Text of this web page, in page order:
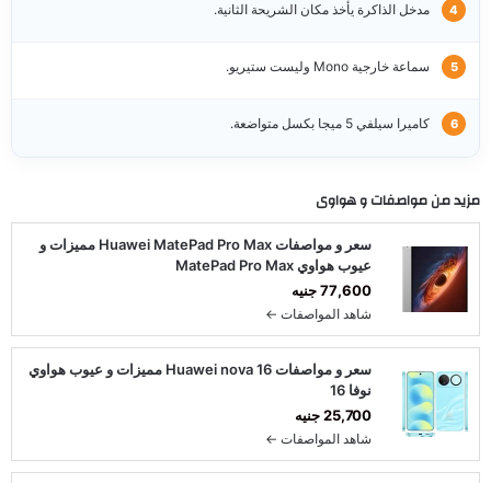
مدخل الذاكرة يأخذ مكان الشريحة الثانية.
سماعة خارجية Mono وليست ستيريو.
كاميرا سيلفي 5 ميجا بكسل متواضعة.
مزيد من مواصفات وهواوى
سعر و مواصفات Huawei MatePad Pro Max مميزات و
عيوب هواوي MatePad Pro Max
77,600 جنيه
شاهد المواصفات ←
سعر و مواصفات Huawei nova 16 مميزات و عيوب هواوي
نوفا 16
25,700 جنيه
شاهد المواصفات ←